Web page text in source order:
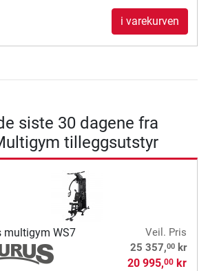
i varekurven
siste 30 dagene fra
tilleggsutstyr
multigym WS7
Veil. Pris
25 357,00kr
20 995,00kr